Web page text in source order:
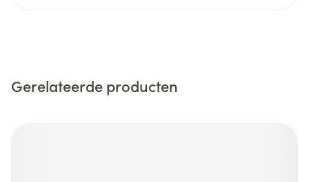
Gerelateerde producten